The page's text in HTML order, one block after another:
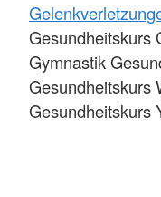
Gesundheitskurs
Gymnastik
Gesundheitskurs
Gesundheitskurs